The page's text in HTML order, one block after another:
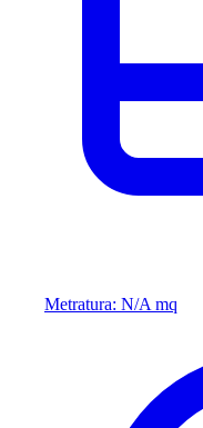
Metratura: N/A mq